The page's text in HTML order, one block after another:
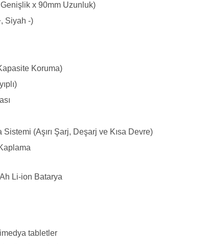
x 90mm Uzunluk)
Siyah -)
Koruma)
Sistemi (Aşırı Şarj, Deşarj ve Kısa Devre)
Li-ion Batarya
tabletler